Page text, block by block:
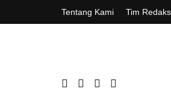
Tentang Kami Tim